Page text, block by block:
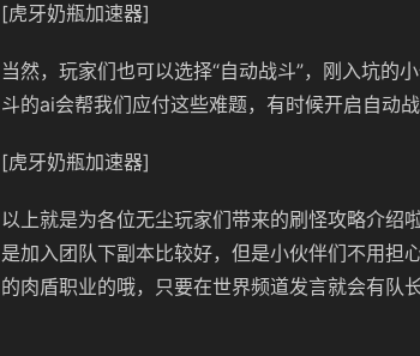
[虎牙奶瓶加速器]
当然，玩家们也可以选择“自动战斗”，刚入坑的
斗的ai会帮我们应付这些难题，有时候开启自动
[虎牙奶瓶加速器]
以上就是为各位无尘玩家们带来的刷怪攻略介绍
是加入团队下副本比较好，但是小伙伴们不用担
的肉盾职业的哦，只要在世界频道发言就会有队